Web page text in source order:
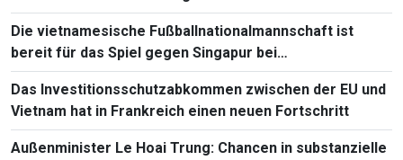
Die vietnamesische Fußballnationalmannschaft ist
bereit für das Spiel gegen Singapur bei
Südostasienmeisterschaft 2026
Das Investitionsschutzabkommen zwischen der EU und
Vietnam hat in Frankreich einen neuen Fortschritt
Außenminister Le Hoai Trung: Chancen in substanzielle